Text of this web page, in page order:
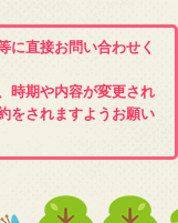
に直接お問い合わせく
時期や内容が変更され
をされますようお願い